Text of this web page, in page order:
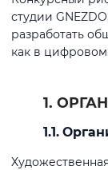
студии
разработать
как в цифровом
1.
1.1.